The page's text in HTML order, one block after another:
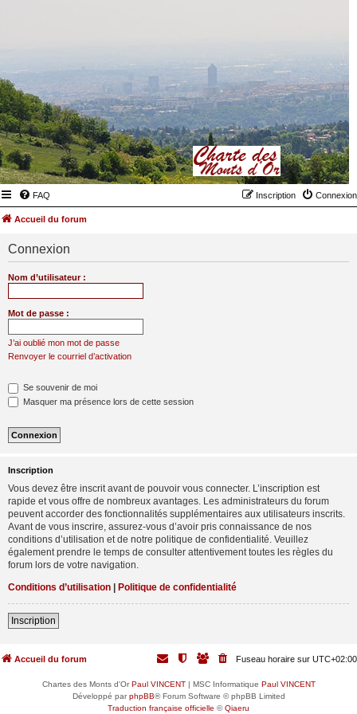
FAQ Connexion
Inscription
Accueil du forum
Connexion
Nom d’utilisateur :
Mot de passe :
J’ai oublié mon mot de passe
Renvoyer le courriel d’activation
Se souvenir de moi
Masquer ma présence lors de cette session
Inscription
Vous devez être inscrit avant de pouvoir vous connecter. L’inscription est
rapide et vous offre de nombreux avantages. Les administrateurs du forum
peuvent accorder des fonctionnalités supplémentaires aux utilisateurs inscrits.
Avant de vous inscrire, assurez-vous d’avoir pris connaissance de nos
conditions d’utilisation et de notre politique de confidentialité. Veuillez
également prendre le temps de consulter attentivement toutes les règles du
forum lors de votre navigation.
Conditions d’utilisation | Politique de confidentialité
Inscription
Accueil du forum Fuseau horaire sur UTC+02:00
Chartes des Monts d'OrPaul VINCENT| MSC Informatique Paul VINCENT
Développé parphpBB® Forum Software © phpBB Limited
Traduction française officielle ©Qiaeru